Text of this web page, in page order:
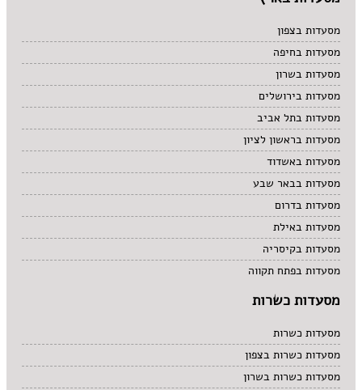
מתוקים
סיני
סנדוויץ' בר
פאב
מסעדות בצפון
מסעדות בחיפה
מסעדות בשרון
מסעדות בירושלים
מסעדות בתל אביב
מסעדות בראשון לציון
מסעדות באשדוד
מסעדות בבאר שבע
מסעדות בדרום
מסעדות באילת
מסעדות בקיסריה
מסעדות בפתח תקווה
מסעדות כשרות
מסעדות כשרות
מסעדות כשרות בצפון
מסעדות כשרות בשרון